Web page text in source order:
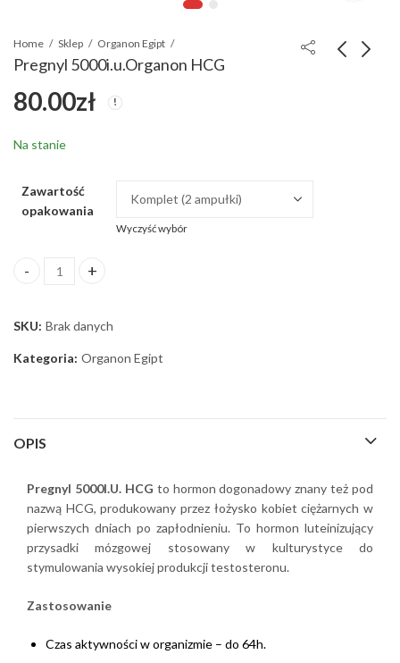
Home Sklep Organon Egipt
Pregnyl 5000i.u.Organon HCG
80.00zł
Na stanie
Zawartość
opakowania
Wyczyść wybór
Pregnyl 5000i.u.Organon HCG ilość
SKU: Brak danych
Kategoria: Organon Egipt
OPIS
Pregnyl 5000I.U. HCG to hormon dogonadowy znany też pod
nazwą HCG, produkowany przez łożysko kobiet ciężarnych w
pierwszych dniach po zapłodnieniu. To hormon luteinizujący
przysadki mózgowej stosowany w kulturystyce do
stymulowania wysokiej produkcji testosteronu.
Zastosowanie
Czas aktywności w organizmie – do 64h.